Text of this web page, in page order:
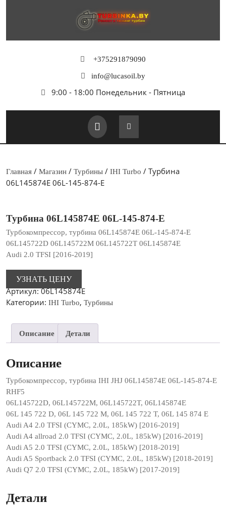
+375291879090
info@lucasoil.by
9:00 - 18:00 Понедельник - Пятница
Кнопка
Открыть
Главная / Магазин / Турбины / IHI Turbo / Турбина
06L145874E 06L-145-874-E
Турбина 06L145874E 06L-145-874-E
Турбокомпрессор, турбина 06L145874E 06L-145-874-E
06L145722D 06L145722M 06L145722T 06L145874E
Audi 2.0 TFSI [2016-2019]
УЗНАТЬ ЦЕНУ
Артикул:06L145874E
Категории: IHI Turbo, Турбины
Описание Детали
Описание
Турбокомпрессор, турбина IHI JHJ 06L145874E 06L-145-874-E
RHF5
06L145722D, 06L145722M, 06L145722T, 06L145874E
06L 145 722 D, 06L 145 722 M, 06L 145 722 T, 06L 145 874 E
Audi A4 2.0 TFSI (CYMC, 2.0L, 185kW) [2016-2019]
Audi A4 allroad 2.0 TFSI (CYMC, 2.0L, 185kW) [2016-2019]
Audi A5 2.0 TFSI (CYMC, 2.0L, 185kW) [2018-2019]
Audi A5 Sportback 2.0 TFSI (CYMC, 2.0L, 185kW) [2018-2019]
Audi Q7 2.0 TFSI (CYMC, 2.0L, 185kW) [2017-2019]
Детали